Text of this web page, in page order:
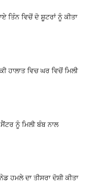
ਵਿਚੋਂ ਦੋ ਸ਼ੂਟਰਾਂ ਨੂੰ ਕੀਤਾ
ਹਾਲਾਤ ਵਿਚ ਘਰ ਵਿਚੋਂ ਮਿਲੀ
ਨੂੰ ਮਿਲੀ ਬੰਬ ਨਾਲ
ਹਮਲੇ ਦਾ ਤੀਸਰਾ ਦੋਸ਼ੀ ਕੀਤਾ